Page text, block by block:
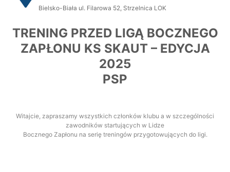
Bielsko-Biała ul. Filarowa 52, Strzelnica LOK
TRENING PRZED LIGĄ BOCZNEGO
ZAPŁONU KS SKAUT – EDYCJA
2025
PSP
Witajcie, zapraszamy wszystkich członków klubu a w szczególności
zawodników startujących w Lidze
Bocznego Zapłonu na serię treningów przygotowujących do ligi.